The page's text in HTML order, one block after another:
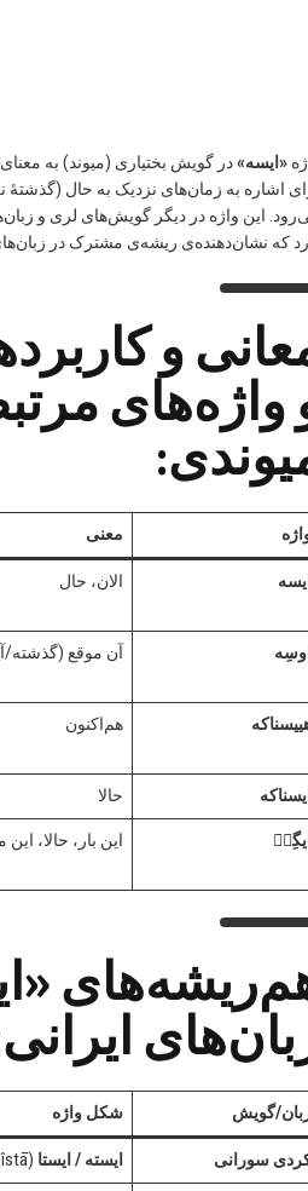
«ایسه»در گویش بختیاری (میوند) به
اشاره به زمان‌های نزدیک به حال (گذشتهٔ
این واژه در دیگر گویش‌های لری و
که نشان‌دهنده‌ی ریشه‌ی مشترک در
و
واژه‌های
معنی
الان، حال
آن موقع (گذشته/
هم‌اکنون
حالا
این بار، حالا،
گویش شکل واژه
سورانی
ایسته / ایستا (îsta / îstā)